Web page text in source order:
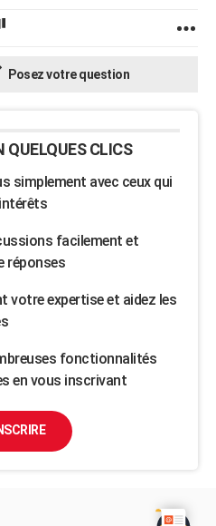
Posez votre question
QUELQUES CLICS
simplement avec ceux qui
facilement et
réponses
votre expertise et aidez les
fonctionnalités
en vous inscrivant